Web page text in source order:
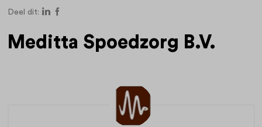
Deel dit:
Meditta Spoedzorg B.V.